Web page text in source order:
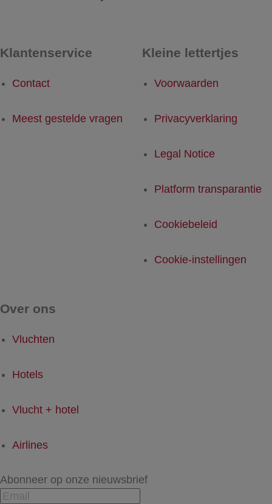
Klantenservice
Contact
Meest gestelde vragen
Kleine lettertjes
Voorwaarden
Privacyverklaring
Legal Notice
Platform transparantie
Cookiebeleid
Cookie-instellingen
Over ons
Vluchten
Hotels
Vlucht + hotel
Airlines
Abonneer op onze nieuwsbrief